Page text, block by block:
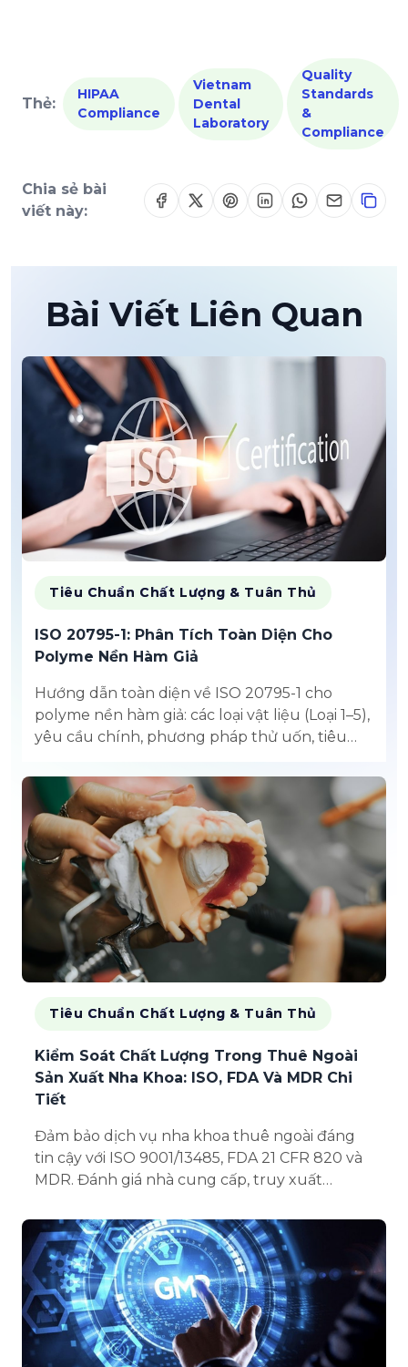
Thẻ:
HIPAA
Compliance
Vietnam
Dental
Laboratory
Quality
Standards
&
Compliance
Chia sẻ bài
viết này:
Bài Viết Liên Quan
Tiêu Chuẩn Chất Lượng & Tuân Thủ
ISO 20795-1: Phân Tích Toàn Diện Cho
Polyme Nền Hàm Giả
Hướng dẫn toàn diện về ISO 20795-1 cho
polyme nền hàm giả: các loại vật liệu (Loại 1–5),
yêu cầu chính, phương pháp thử uốn, tiêu
nước, và quy trình đảm bảo...
Tiêu Chuẩn Chất Lượng & Tuân Thủ
Kiểm Soát Chất Lượng Trong Thuê Ngoài
Sản Xuất Nha Khoa: ISO, FDA Và MDR Chi
Tiết
Đảm bảo dịch vụ nha khoa thuê ngoài đáng
tin cậy với ISO 9001/13485, FDA 21 CFR 820 và
MDR. Đánh giá nhà cung cấp, truy xuất
CAPA giúp duy trì chất lượng đ...